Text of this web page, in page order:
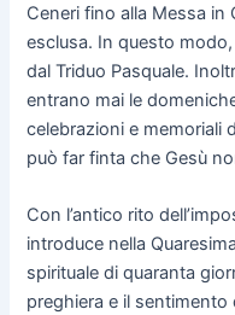
Ceneri fino alla Messa in
esclusa. In questo
dal Triduo Pasquale.
entrano mai le
celebrazioni e memoriali
può far finta che Gesù
Con l’antico rito
introduce nella
spirituale di quaranta
preghiera e il